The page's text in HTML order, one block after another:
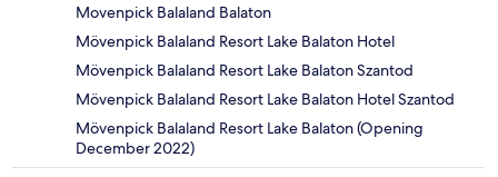
Movenpick Balaland Balaton
Mövenpick Balaland Resort Lake Balaton Hotel
Mövenpick Balaland Resort Lake Balaton Szantod
Mövenpick Balaland Resort Lake Balaton Hotel Szantod
Mövenpick Balaland Resort Lake Balaton (Opening
December 2022)